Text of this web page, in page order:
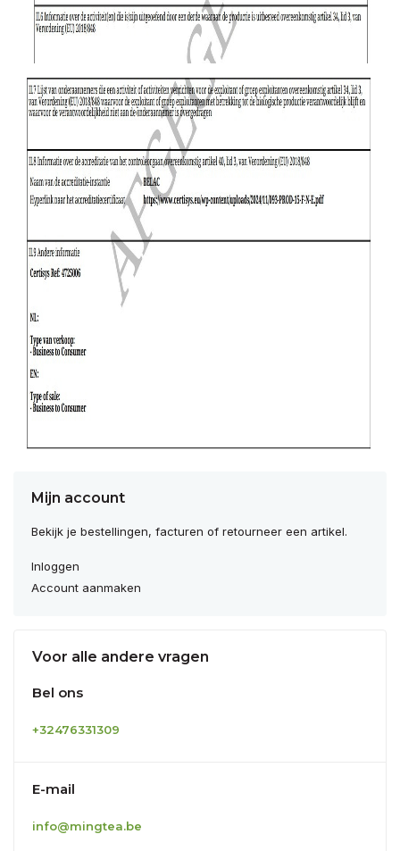
Mijn account
Bekijk je bestellingen, facturen of retourneer een artikel.
Inloggen
Account aanmaken
Voor alle andere vragen
Bel ons
+32476331309
E-mail
info@mingtea.be